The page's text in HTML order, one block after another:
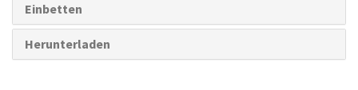
Einbetten
Herunterladen